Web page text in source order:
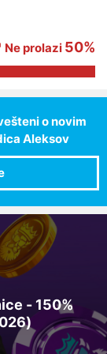
Ne prolazi 50%
o novim
Aleksov
- 150%